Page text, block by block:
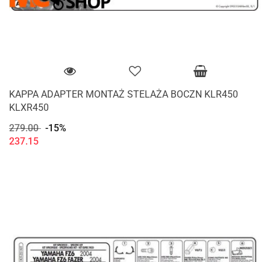
KAPPA ADAPTER MONTAŻ STELAŻA BOCZN KLR450
KLXR450
279.00 -15%
237.15